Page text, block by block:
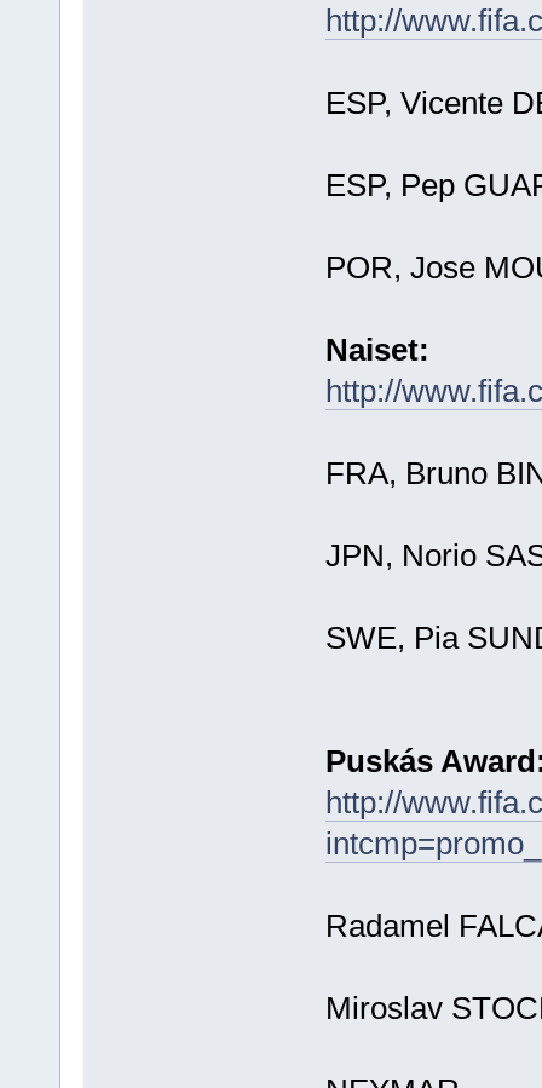
http://
ESP, Vicente
ESP, Pep
POR, Jose
Naiset:
http://
FRA, Bruno
JPN, Norio
SWE, Pia
Puskás
http://
Radamel
Miroslav